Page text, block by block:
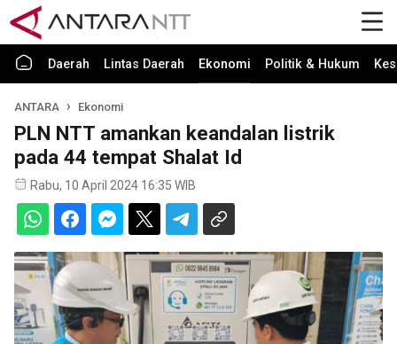
Daerah Lintas Daerah Ekonomi Politik & Hukum
ANTARA Ekonomi
PLN NTT amankan keandalan listrik
pada 44 tempat Shalat Id
Rabu, 10 April 2024 16:35 WIB